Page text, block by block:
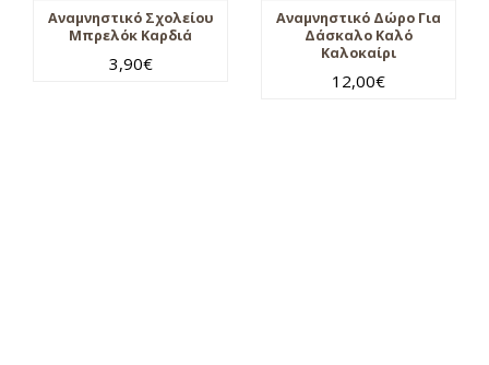
Αναμνηστικό Σχολείου
Μπρελόκ Καρδιά
3,90€
Αναμνηστικό Δώρο Για
Δάσκαλο Καλό
Καλοκαίρι
12,00€